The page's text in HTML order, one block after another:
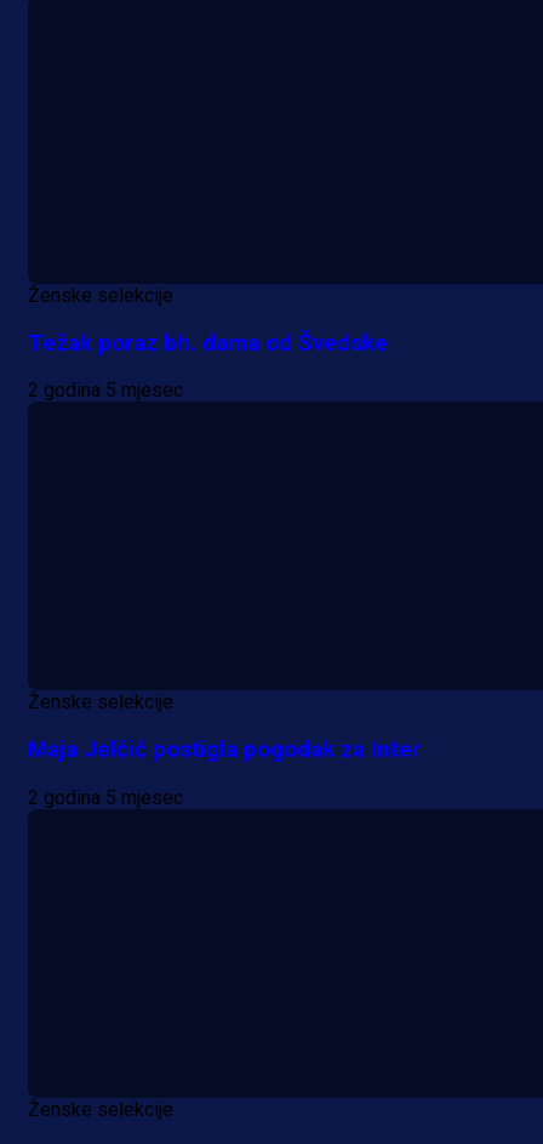
Ženske selekcije
Težak poraz bh. dama od Švedske
2 godina 5 mjesec
Ženske selekcije
Maja Jelčić postigla pogodak za Inter
2 godina 5 mjesec
Ženske selekcije